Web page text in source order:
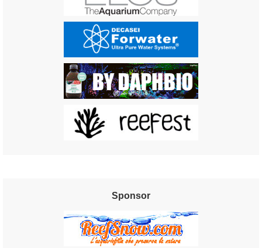
Sponsor